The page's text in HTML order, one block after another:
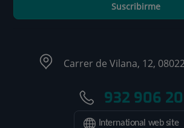
Suscribirme
Carrer de Vilana, 12,
932 906
International web site